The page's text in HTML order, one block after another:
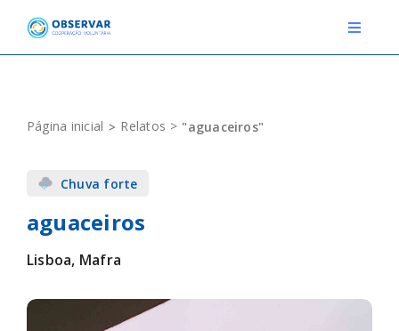
content
Toggle
EVENTOS
DEFINIÇÕES
F.A.Q.
Página inicial Relatos "aguaceiros"
Chuva forte
aguaceiros
Lisboa, Mafra